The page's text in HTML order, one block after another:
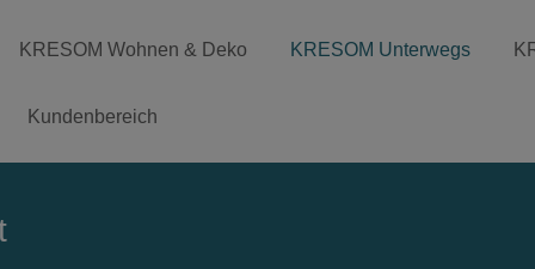
KRESOM Wohnen & Deko KRESOM Unterwegs
Kundenbereich